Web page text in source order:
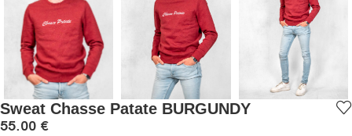
Sweat Chasse Patate BURGUNDY
55.00 €